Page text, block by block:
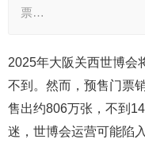
票…
2025年大阪关西世博会
不到。然而，预售门票
售出约806万张，不到
迷，世博会运营可能陷